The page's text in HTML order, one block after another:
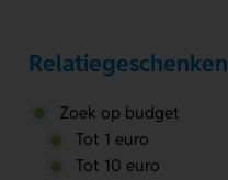
Relatiegeschenken
Zoek op budget
Tot 1 euro
Tot 10 euro